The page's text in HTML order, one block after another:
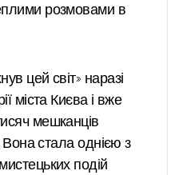
розмовами в
цей світ» наразі
міста Києва і вже
мешканців
Вона стала однією з
подій